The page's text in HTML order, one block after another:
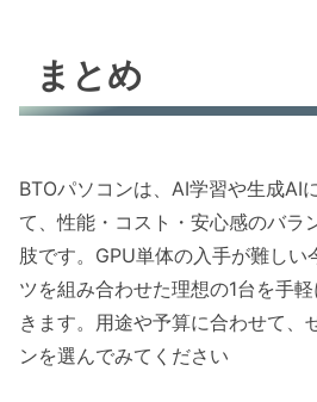
まとめ
BTOパソコンは、AI学習や生成AI
て、性能・コスト・安心感のバラ
肢です。GPU単体の入手が難しい
ツを組み合わせた理想の1台を手
きます。用途や予算に合わせて、
ンを選んでみてください